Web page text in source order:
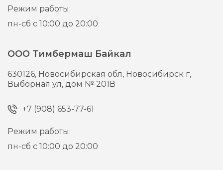
Режим работы:
пн-сб с 10:00 до 20:00
ООО Тимбермаш Байкал
630126, Новосибирская обл, Новосибирск г,
Выборная ул, дом № 201В
+7 (908) 653-77-61
Режим работы:
пн-сб с 10:00 до 20:00